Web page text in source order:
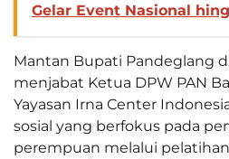
Gelar Event Nasional
Mantan Bupati Pandeglang
menjabat Ketua DPW PAN
Yayasan Irna Center
sosial yang berfokus pada
perempuan melalui